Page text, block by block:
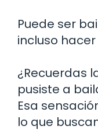
Puede ser
incluso
¿Recuerdas
pusiste a
Esa
lo que